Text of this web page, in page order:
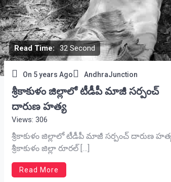
Read Time: 32 Second
On 5 years Ago AndhraJunction
శ్రీకాకుళం జిల్లాలో టీడీపీ మాజీ సర్పంచ్
దారుణ హత్య
Views: 306
శ్రీకాకుళం జిల్లాలో టీడీపీ మాజీ సర్పంచ్ దారుణ
శ్రీకాకుళం జిల్లా రూరల్ […]
Read More